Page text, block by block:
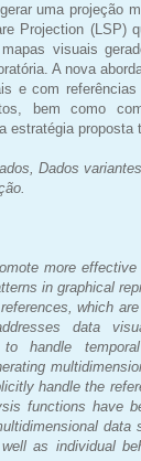
uma projeção
Projection (LSP)
visuais
A nova
e com
bem como
estratégia proposta
Dados
more
in graphical
which
data
handle
handle the
functions have
as individual